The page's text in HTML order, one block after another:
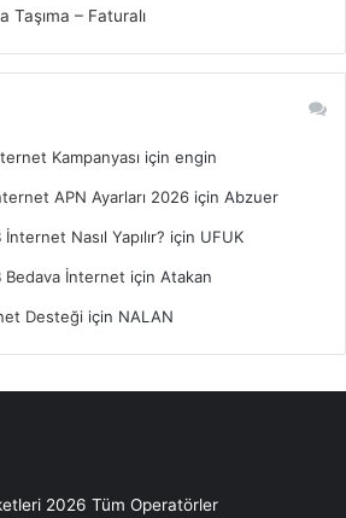
Taşıma – Faturalı
Kampanyası için engin
APN Ayarları 2026 için Abzuer
Nasıl Yapılır? için UFUK
Bedava İnternet için Atakan
Desteği için NALAN
2026 Tüm Operatörler